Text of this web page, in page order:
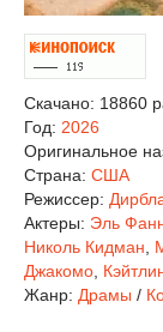
Скачано: 18860
Год: 2026
Оригинальное
Страна: США
Режиссер:
Актеры: Эль
Николь Кидман
Джакомо
Жанр: Драмы /